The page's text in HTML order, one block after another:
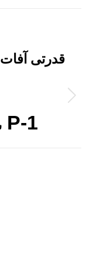
قدرتی
سود کیا ہے؟ P-1